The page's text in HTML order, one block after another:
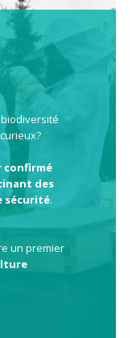
?
confirmé
des
sécurité.
un premier